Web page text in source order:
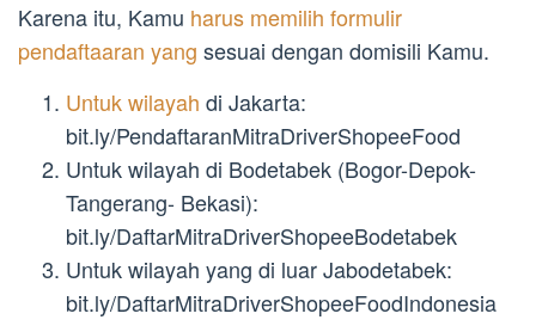
Karena itu, Kamu harus memilih formulir
pendaftaaran yang sesuai dengan domisili Kamu.
Untuk wilayah di Jakarta:
bit.ly/PendaftaranMitraDriverShopeeFood
Untuk wilayah di Bodetabek (Bogor-Depok-
Tangerang- Bekasi):
bit.ly/DaftarMitraDriverShopeeBodetabek
Untuk wilayah yang di luar Jabodetabek:
bit.ly/DaftarMitraDriverShopeeFoodIndonesia